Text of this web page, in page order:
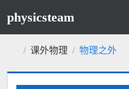
physicsteam
课外物理 物理之外